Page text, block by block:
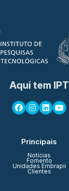
Aqui tem IPT
Principais
Notícias
Fomento
Unidades Embrapii
Clientes